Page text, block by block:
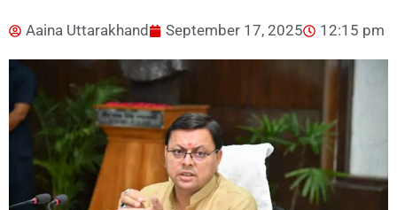
Aaina Uttarakhand September 17, 2025 12:15 pm